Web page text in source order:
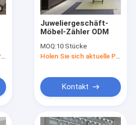
Juweliergeschäft-
Möbel-Zähler ODM
MOQ:10 Stücke
Kontakt